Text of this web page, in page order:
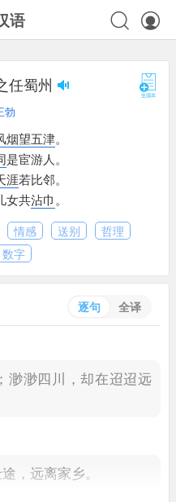
语 

任蜀州
勃
烟望五津。
是宦游人。
涯若比邻。
女共沾巾 。
情感 送别
哲理
数字
逐句 全译
渺渺四川，却在迢迢远
，远离家乡。